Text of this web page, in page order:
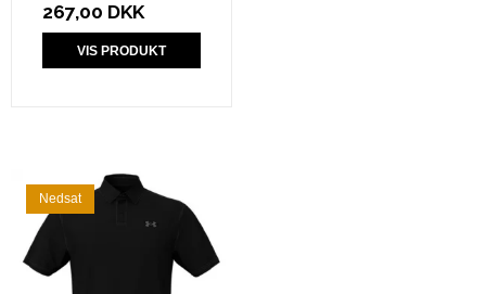
267,00 DKK
VIS PRODUKT
Nedsat